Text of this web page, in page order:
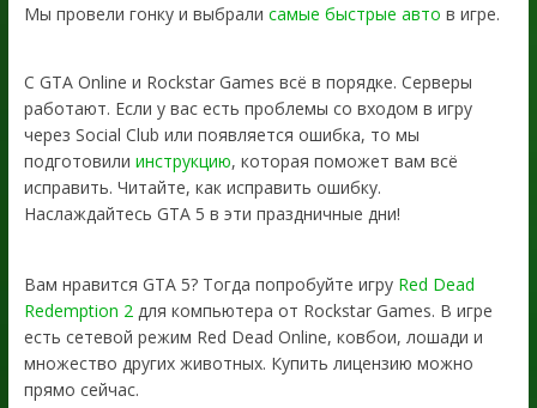
Мы провели гонку и выбрали самые быстрые авто в игре.
С GTA Online и Rockstar Games всё в порядке. Серверы
работают. Если у вас есть проблемы со входом в игру
через Social Club или появляется ошибка, то мы
подготовили инструкцию, которая поможет вам всё
исправить. Читайте, как исправить ошибку.
Наслаждайтесь GTA 5 в эти праздничные дни!
Вам нравится GTA 5? Тогда попробуйте игру Red Dead
Redemption 2 для компьютера от Rockstar Games. В игре
есть сетевой режим Red Dead Online, ковбои, лошади и
множество других животных. Купить лицензию можно
прямо сейчас.